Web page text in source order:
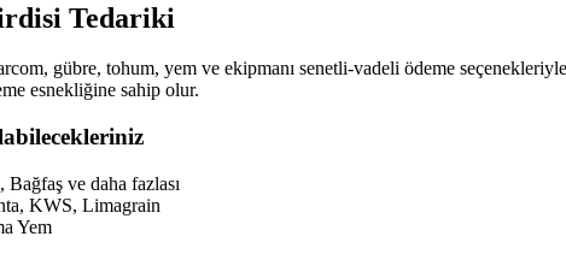
Tedariki
gübre, tohum, yem ve ekipmanı senetli-vadeli ödeme
esnekliğine sahip olur.
ve daha fazlası
KWS, Limagrain
Yem